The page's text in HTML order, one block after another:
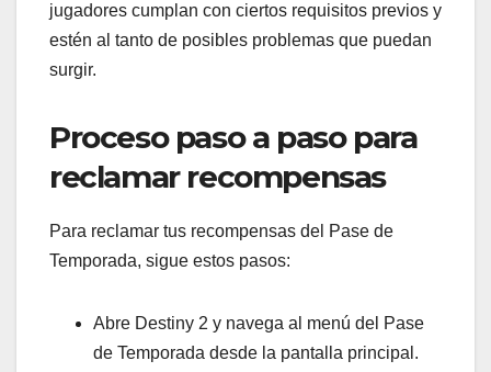
jugadores cumplan con ciertos requisitos previos y
estén al tanto de posibles problemas que puedan
surgir.
Proceso paso a paso para
reclamar recompensas
Para reclamar tus recompensas del Pase de
Temporada, sigue estos pasos:
Abre Destiny 2 y navega al menú del Pase
de Temporada desde la pantalla principal.